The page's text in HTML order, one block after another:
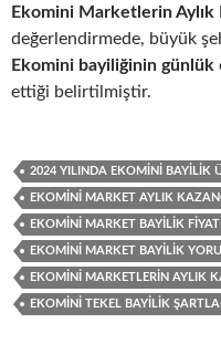
Ekomini Marketlerin Aylık
değerlendirmede, büyük
Ekomini bayiliğinin günlük
ettiği belirtilmiştir.
2024 YILINDA EKOMINI BAYILIK
EKOMINI MARKET AYLIK
EKOMINI MARKET BAYILIK
EKOMINI MARKET BAYILIK
EKOMINI MARKETLERIN AYLIK
EKOMINI TEKEL BAYILIK